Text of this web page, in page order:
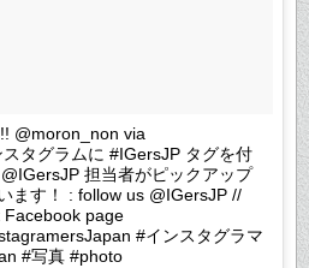
@moron_non via
タグラムに #IGersJP タグを付
担当者がピックアップ
ます！ : follow us @IGersJP //
Facebook page
#インスタグラマ
#写真 #photo